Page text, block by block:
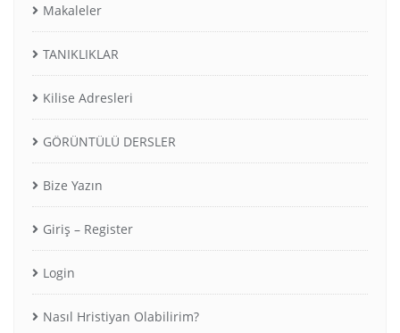
Makaleler
TANIKLIKLAR
Kilise Adresleri
GÖRÜNTÜLÜ DERSLER
Bize Yazın
Giriş – Register
Login
Nasıl Hristiyan Olabilirim?